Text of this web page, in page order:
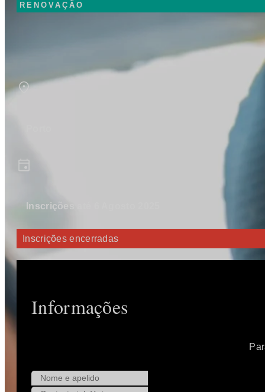
RENOVAÇÃO
Inscrições até 6 Agosto 2025
Inscrições encerradas
Informações